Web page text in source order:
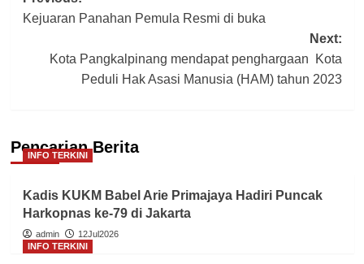
navigation
Kejuaran Panahan Pemula Resmi di buka
Next:
Kota Pangkalpinang mendapat penghargaan Kota
Peduli Hak Asasi Manusia (HAM) tahun 2023
Pencarian Berita
INFO TERKINI
Kadis KUKM Babel Arie Primajaya Hadiri Puncak
Harkopnas ke-79 di Jakarta
admin
12Jul2026
INFO TERKINI